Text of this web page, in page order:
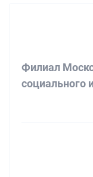
Филиал
социального